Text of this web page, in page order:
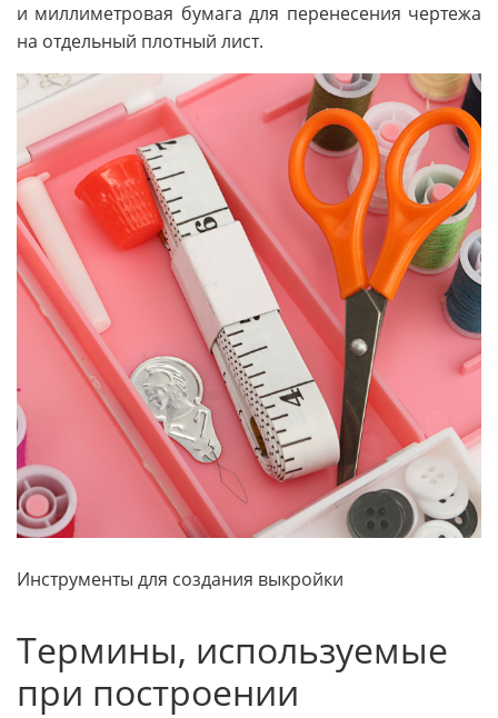
и миллиметровая бумага для перенесения чертежа
на отдельный плотный лист.
Инструменты для создания выкройки
Термины, используемые
при построении